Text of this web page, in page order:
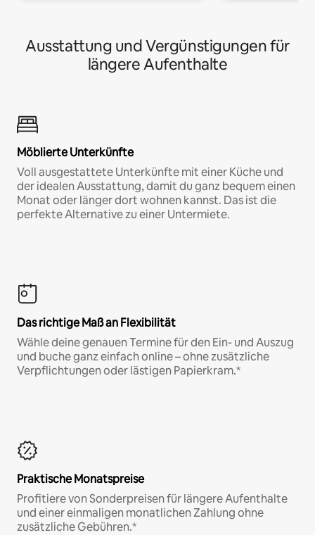
Ausstattung und Vergünstigungen für
längere Aufenthalte
Möblierte Unterkünfte
Voll ausgestattete Unterkünfte mit einer Küche und
der idealen Ausstattung, damit du ganz bequem einen
Monat oder länger dort wohnen kannst. Das ist die
perfekte Alternative zu einer Untermiete.
Das richtige Maß an Flexibilität
Wähle deine genauen Termine für den Ein- und Auszug
und buche ganz einfach online – ohne zusätzliche
Verpflichtungen oder lästigen Papierkram.*
Praktische Monatspreise
Profitiere von Sonderpreisen für längere Aufenthalte
und einer einmaligen monatlichen Zahlung ohne
zusätzliche Gebühren.*